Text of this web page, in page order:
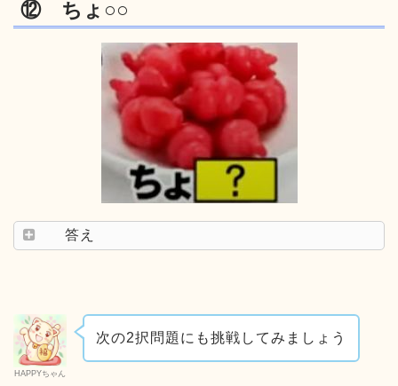
⑫ ちょ○○
答え
HAPPYちゃん
次の2択問題にも挑戦してみましょう